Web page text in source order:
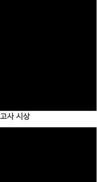
사 시상